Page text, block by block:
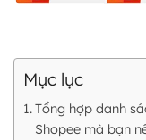
Mục lục
Tổng hợp danh
Shopee mà bạn